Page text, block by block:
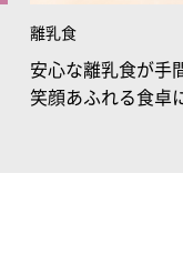
離乳食
安心な離乳食が手
笑顔あふれる食卓